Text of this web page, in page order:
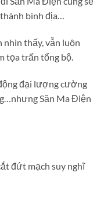
bình địa…
nhìn thấy, vẫn luôn
tọa trấn tổng bộ.
đại lượng cường
Săn Ma Điện
đứt mạch suy nghĩ